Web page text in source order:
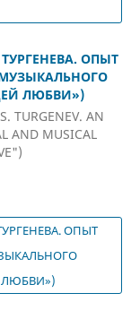
ОПЫТ
ЛЮБВИ»)
TURGENEV. AN
AND MUSICAL
ОПЫТ